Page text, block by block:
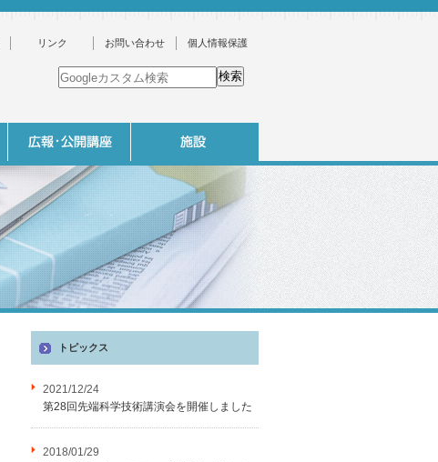
個人情報保護
お問い合わせ
リンク
トピックス
2021/12/24
第28回先端科学技術講演会を開催しました
2018/01/29